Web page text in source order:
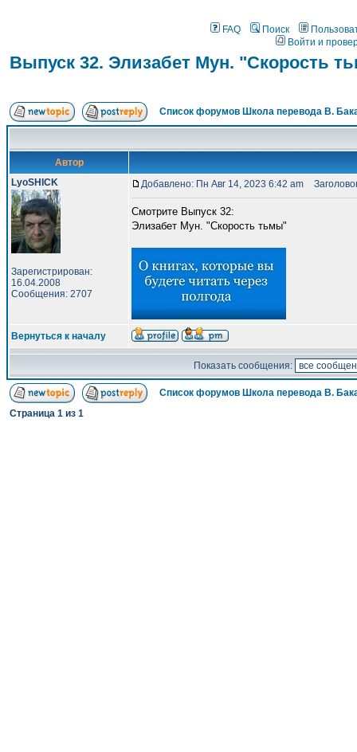
FAQ Поиск
Войти и
Выпуск 32. Элизабет Мун. "Скорость
Список форумов Школа перевода В.
Автор
LyoSHICK
Зарегистрирован:
16.04.2008
Сообщения: 2707
Добавлено: Пн Авг 14, 2023 6:42 am
Смотрите Выпуск 32:
Элизабет Мун. "Скорость тьмы"
Вернуться к началу
Показать сообщения:
Список форумов Школа перевода В.
Страница 1 из 1